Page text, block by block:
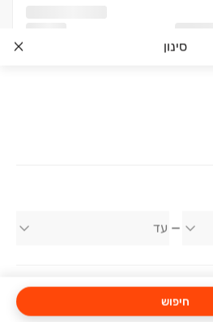
סינון
חיפוש